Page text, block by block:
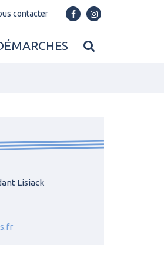
contacter
Lien
compte
Lien
compte
Lisiack